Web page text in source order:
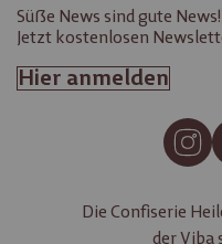
Süße News sind gute News!
Jetzt kostenlosen
Hier anmelden
Die Confiserie
derViba